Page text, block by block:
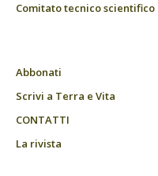
Comitato tecnico scientifico
Abbonati
Scrivi a Terra e Vita
CONTATTI
La rivista